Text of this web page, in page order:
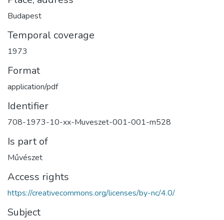
Budapest
Temporal coverage
1973
Format
application/pdf
Identifier
708-1973-10-xx-Muveszet-001-001-m528
Is part of
Művészet
Access rights
https://creativecommons.org/licenses/by-nc/4.0/
Subject